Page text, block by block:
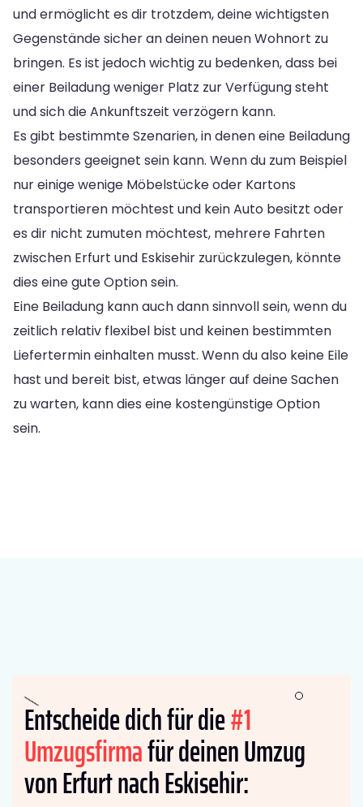
und ermöglicht es dir trotzdem, deine wichtigsten
Gegenstände sicher an deinen neuen Wohnort zu
bringen. Es ist jedoch wichtig zu bedenken, dass bei
einer Beiladung weniger Platz zur Verfügung steht
und sich die Ankunftszeit verzögern kann.
Es gibt bestimmte Szenarien, in denen eine Beiladung
besonders geeignet sein kann. Wenn du zum Beispiel
nur einige wenige Möbelstücke oder Kartons
transportieren möchtest und kein Auto besitzt oder
es dir nicht zumuten möchtest, mehrere Fahrten
zwischen Erfurt und Eskisehir zurückzulegen, könnte
dies eine gute Option sein.
Eine Beiladung kann auch dann sinnvoll sein, wenn du
zeitlich relativ flexibel bist und keinen bestimmten
Liefertermin einhalten musst. Wenn du also keine Eile
hast und bereit bist, etwas länger auf deine Sachen
zu warten, kann dies eine kostengünstige Option
sein.
Entscheide dich für die#1
Umzugsfirmafür deinen Umzug
von Erfurt nach Eskisehir: